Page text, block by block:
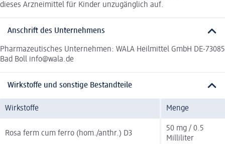
dieses Arzneimittel für Kinder unzugänglich auf.
Anschrift des Unternehmens
Pharmazeutisches Unternehmen: WALA Heilmittel GmbH DE-73085
Bad Boll info@wala.de
Wirkstoffe und sonstige Bestandteile
Wirkstoffe Menge
Rosa ferm cum ferro (hom./anthr.) D3
50 mg / 0.5
Milliliter